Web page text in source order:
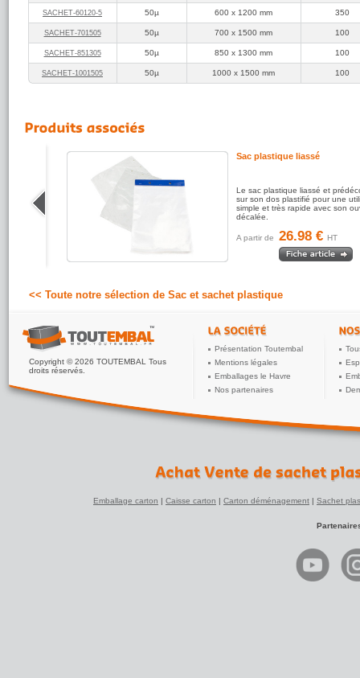
SACHET‑60120‑5 50µ 600 x 1200 mm 350
SACHET‑701505 50µ 700 x 1500 mm 100
SACHET‑851305 50µ 850 x 1300 mm 100
SACHET‑1001505 50µ 1000 x 1500 mm 100
Sac plastique liassé
Le sac plastique liassé et
sur son dos plastifié pour une
simple et très rapide avec son
décalée.
A partir de 26.98 € HT
<< Toute notre sélection de Sac et sachet plastique
Copyright © 2026 TOUTEMBAL Tous
droits réservés.
Présentation Toutembal
Mentions légales
Emballages le Havre
Nos partenaires
Emballage carton | Caisse carton | Carton déménagement | Sachet